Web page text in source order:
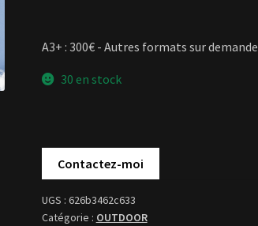
A3+ : 300€ - Autres formats sur demande
30 en stock
626b3462c633
OUTDOOR